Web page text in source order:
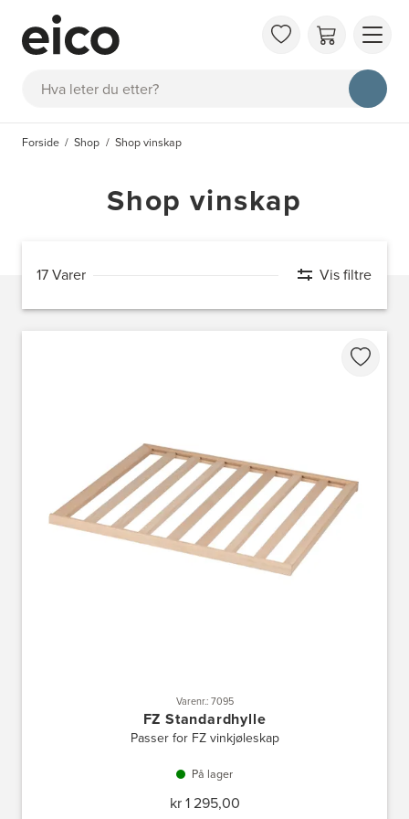
Søk
OM
FAQ
Forside Shop Shop vinskap
Shop vinskap
17 Varer Vis filtre
Varenr.: 7095
FZ Standardhylle
Passer for FZ vinkjøleskap
På lager
kr 1 295,00